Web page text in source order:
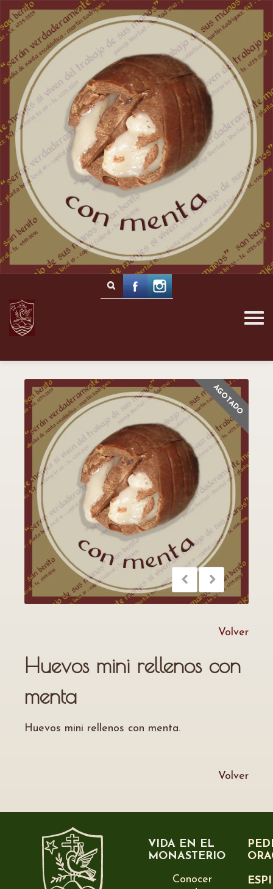
AGOTADO
Volver
Huevos mini rellenos con
menta
Huevos mini rellenos con menta.
Volver
VIDA EN EL
MONASTERIO
Conocer